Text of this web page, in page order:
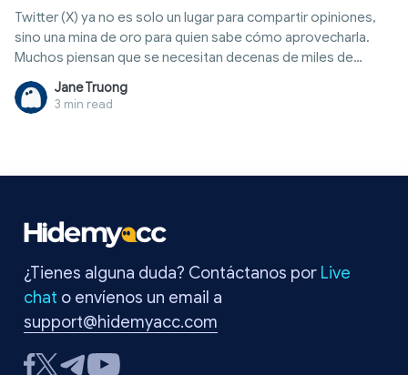
Twitter (X) ya no es solo un lugar para compartir opiniones,
sino una mina de oro para quien sabe cómo aprovecharla.
Muchos piensan que se necesitan decenas de miles de
seguidores o una insignia de verificado para ganar dinero. En
realidad, existen muchas formas de cómo ganar dinero en
twitter mediante fuentes externas que permiten a las
comparativas de ingresos y condiciones de participación,
empieces a trabajar de manera eficaz.
Jane Truong
3 min read
¿Tienes alguna duda? Contáctanos por Live
chat o envíenos un email a
support@hidemyacc.com